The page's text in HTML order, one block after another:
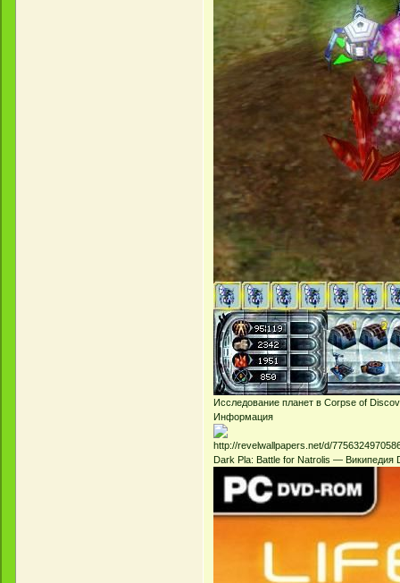
Исследование планет в Corpse of
Информация
Dark Pla: Battle for Natrolis — Википедия